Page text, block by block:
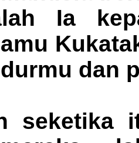
Ia
dan
seketika